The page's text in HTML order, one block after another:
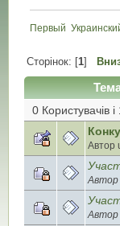
Первый
Сторінок: [1]
0 Користувачів
Автор
Автор
Автор